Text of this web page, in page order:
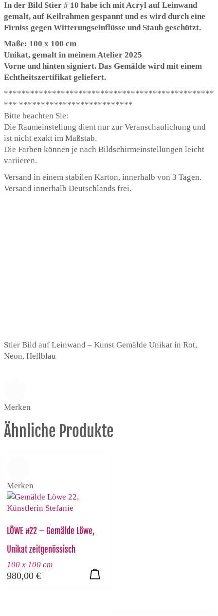
In der Bild Stier # 10 habe ich mit Acryl auf Leinwand
gemalt, auf Keilrahmen gespannt und es wird durch eine
Firniss gegen Witterungseinflüsse und Staub geschützt.
Maße: 100 x 100 cm
Unikat, gemalt in meinem Atelier 2025
Vorne und hinten signiert. Das Gemälde wird mit einem
Echtheitszertifikat geliefert.
************************************************
*** **************************
Bitte beachten Sie:
Die Raumeinstellung dient nur zur Veranschaulichung und
ist nicht exakt im Maßstab.
Die Farben können je nach Bildschirmeinstellungen leicht
variieren.
Versand in einem stabilen Karton, innerhalb von 3 Tagen.
Versand innerhalb Deutschlands frei.
Stier Bild auf Leinwand – Kunst Gemälde Unikat in Rot,
Neon, Hellblau
Merken
Ähnliche Produkte
Merken
LÖWE #22 – Gemälde Löwe,
Unikat zeitgenössisch
100 x 100 cm
980,00 €